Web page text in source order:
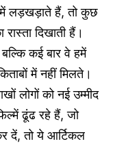
लड़खड़ाते हैं, तो कुछ
दिखाती हैं।
बल्कि कई बार वे हमें
में नहीं मिलते।
लोगों को नई उम्मीद
ढूंढ रहे हैं, जो
दें, तो ये आर्टिकल